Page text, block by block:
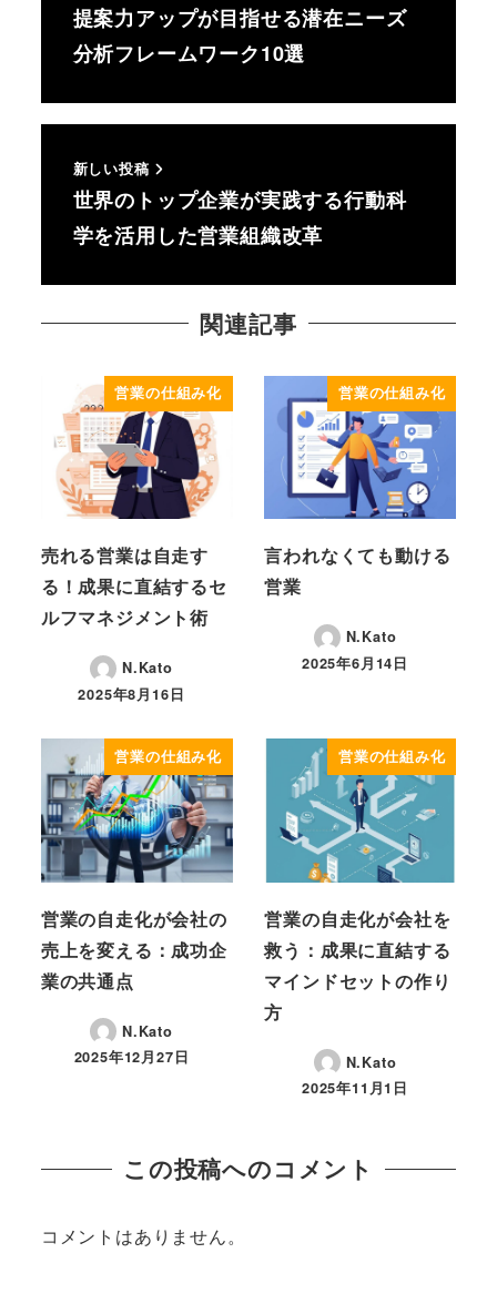
提案力アップが目指せる潜在ニーズ
分析フレームワーク10選
新しい投稿
世界のトップ企業が実践する行動科
学を活用した営業組織改革
関連記事
営業の仕組み化
売れる営業は自走す
る！成果に直結するセ
ルフマネジメント術
N.Kato
投稿日
2025年8月16日
営業の仕組み化
言われなくても動ける
営業
N.Kato
投稿日
2025年6月14日
営業の仕組み化
営業の自走化が会社の
売上を変える：成功企
業の共通点
N.Kato
投稿日
2025年12月27日
営業の仕組み化
営業の自走化が会社を
救う：成果に直結する
マインドセットの作り
方
N.Kato
投稿日
2025年11月1日
この投稿へのコメント
コメントはありません。